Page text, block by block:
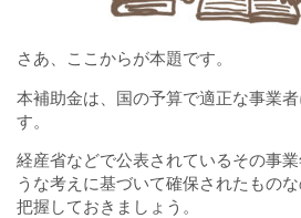
さあ、ここからが本題です。
本補助金は、国の予算で適正な事業
す。
経産省などで公表されているその事
うな考えに基づいて確保されたもの
把握しておきましょう。